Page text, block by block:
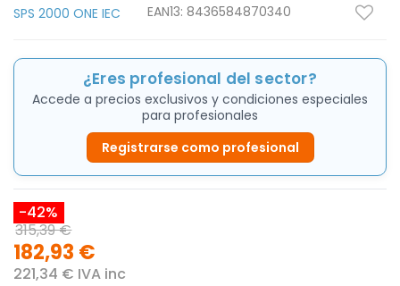
SPS 2000 ONE IEC EAN13: 8436584870340
¿Eres profesional del sector?
Accede a precios exclusivos y condiciones especiales
para profesionales
Registrarse como profesional
-42%
315,39 €
182,93 €
221,34 € IVA inc